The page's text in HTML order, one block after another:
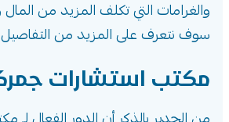
والغرامات التي تكلف المزيد من
سوف نتعرف على المزيد من التفاصيل
مكتب استشارات